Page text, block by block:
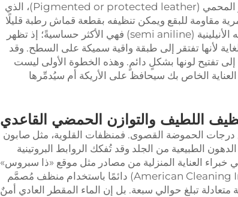
أكثر تحمُّلًا للأوساخ اليومية. ويُشكِّل الجلد المصبوغ أو المحمي (Pigmented or protected leather)، الذي
مقاومة للبقع ويمكن تنظيفه بقطعة قماش رطبة قليلًا
دون أي مشكلات. أما الجلود الأنيلينية (Aniline) وشبه الأنيلينية (semi aniline) فهي الأكثر حساسيةً؛ إذ تظهر
لأنها تفتقر إلى طبقة واقية سميكة على السطح. وقد
تفتيح لونها بشكلٍ دائمٍ. وهذه الخطوة الأولى ليست
الخاص بك سيحافظ على الأريكة أم سيُدمِّرها
اللطيف والتوازن الحمضي القاعدي
درجات الحموضة القصوى. فمنظفات القلوية، مثل صابون
الطبيعية من الجلد وقد تُفكك الروابط البروتينية
العناية المنزلية من مصادر مثل موقع «ذا سبروس»
(The Spruce) ومعهد التنظيف الأمريكي (American Cleaning Institute) دائمًا باستخدام منظف مُصمَّم
تبلغ حوالي سبعة. بل إن الماء المقطر العادي أمنٌ